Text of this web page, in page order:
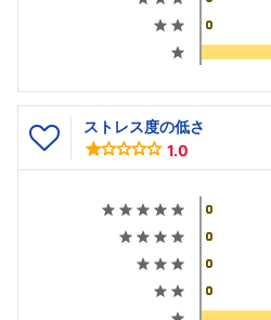
ストレス度の低さ
1.0